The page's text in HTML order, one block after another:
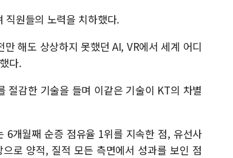
직원들의 노력을 치하했다.
해도 상상하지 못했던 AI, VR에서 세계 어디
다.
절감한 기술을 들며 이같은 기술이 KT의 차별
6개월째 순증 점유율 1위를 지속한 점, 유선사
로 양적, 질적 모든 측면에서 성과를 보인 점